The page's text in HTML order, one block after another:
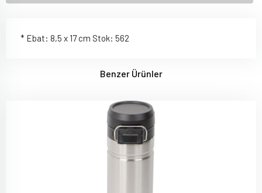
* Ebat: 8,5 x 17 cm Stok: 562
Benzer Ürünler